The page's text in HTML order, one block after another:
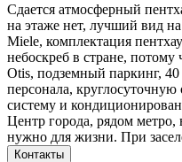
Сдается атмосферный
на этаже нет, лучший вид
Miele, комплектация
небоскреб в стране,
Otis, подземный паркинг,
персонала,
систему и
Центр города, рядом метро,
нужно для жизни. При
Контакты